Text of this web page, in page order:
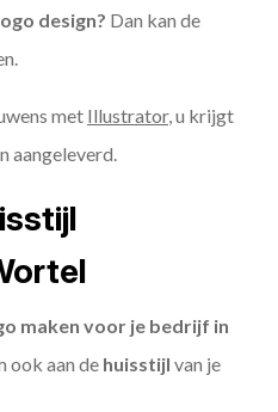
design? Dan kan de
met Illustrator, u krijgt
aangeleverd.
maken voor je bedrijf in
ook aan de huisstijl van je